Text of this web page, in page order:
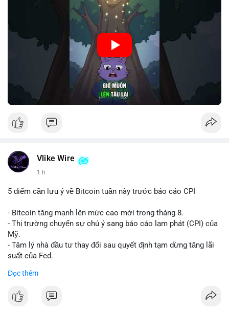
🎥 Xem video trực tiếp tại:
Nguồn: Cú Thông Thái
Vlike Wire
1 h
5 điểm cần lưu ý về Bitcoin tuần này trước báo cáo CPI
- Bitcoin tăng mạnh lên mức cao mới trong tháng 8.
- Thị trường chuyển sự chú ý sang báo cáo lạm phát (CPI) của
Mỹ.
- Tâm lý nhà đầu tư thay đổi sau quyết định tạm dừng tăng lãi
suất của Fed.
theo.
#bitcoin #btc #cryptonews
Đọc thêm